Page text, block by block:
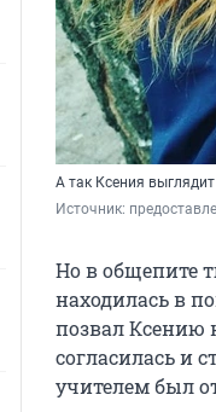
А так Ксения
Источник:
Но в общепите
находилась в
позвал Ксению
согласилась и
учителем был